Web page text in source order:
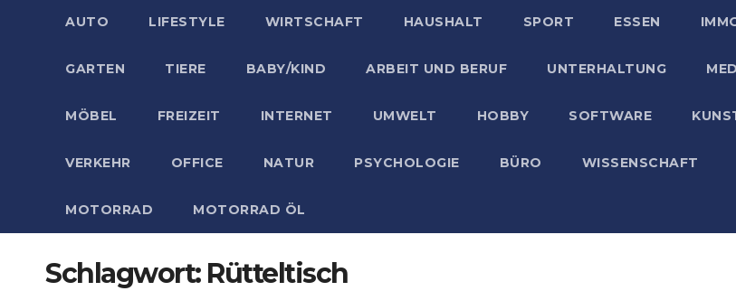
AUTO LIFESTYLE WIRTSCHAFT HAUSHALT SPORT ESSEN
GARTEN TIERE BABY/KIND ARBEIT UND BERUF UNTERHALTUNG
MÖBEL FREIZEIT INTERNET UMWELT HOBBY SOFTWARE
VERKEHR OFFICE NATUR PSYCHOLOGIE BÜRO WISSENSCHAFT
MOTORRAD MOTORRAD ÖL
Schlagwort: Rütteltisch